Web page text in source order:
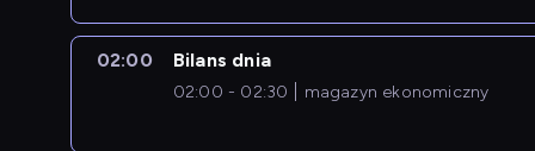
02:00 Bilans dnia
02:00 - 02:30 magazyn ekonomiczny